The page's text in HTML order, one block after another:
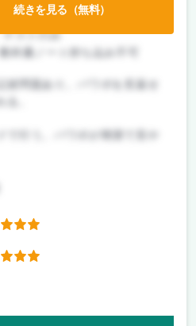
テスト・レポート両方なし
テストのみ
教科書ノート持ち込み不可
述問題あり。パワポを見返せ
続きを見る（無料）